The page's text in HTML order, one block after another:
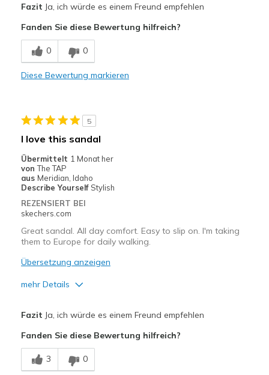
Comfortable
Geeignete Verwendung
Casual Wear
Fazit Ja, ich würde es einem Freund empfehlen
Fanden Sie diese Bewertung hilfreich?
0 0
Diese Bewertung markieren
5
I love this sandal
Übermittelt 1 Monat her
von The TAP
aus Meridian, Idaho
Describe Yourself Stylish
REZENSIERT BEI
skechers.com
Great sandal. All day comfort. Easy to slip on. I'm taking
them to Europe for daily walking.
Übersetzung anzeigen
mehr Details
Comfortable
Durable
Fazit Ja, ich würde es einem Freund empfehlen
Fanden Sie diese Bewertung hilfreich?
3 0